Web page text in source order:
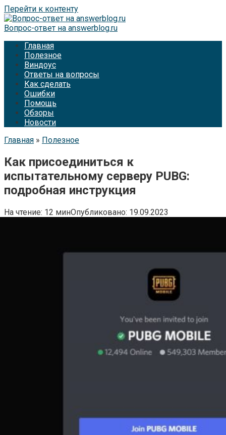
Перейти к контенту
Вопрос-ответ на answerblog.ru
Главная
Полезное
Виндоус
Ответы на вопросы
Как сделать
Ошибки
Помощь
Обзоры
Новости
Главная » Полезное
Как присоединиться к
испытательному серверу PUBG:
подробная инструкция
На чтение: 12 минОпубликовано: 19.09.2023